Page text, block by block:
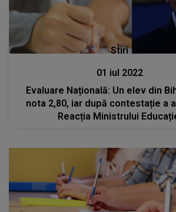
Stiri
01 iul 2022
Evaluare Națională: Un elev din
nota 2,80, iar după contestație a
Reacția Ministrului